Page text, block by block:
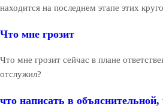
находится на последнем этапе этих
Что мне грозит
Что мне грозит сейчас в плане
отслужил?
что написать в